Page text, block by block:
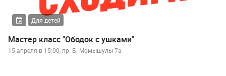
Для детей
Мастер класс "Ободок с ушками"
15 апреля в 15:00, пр. Б. Момышулы 7а